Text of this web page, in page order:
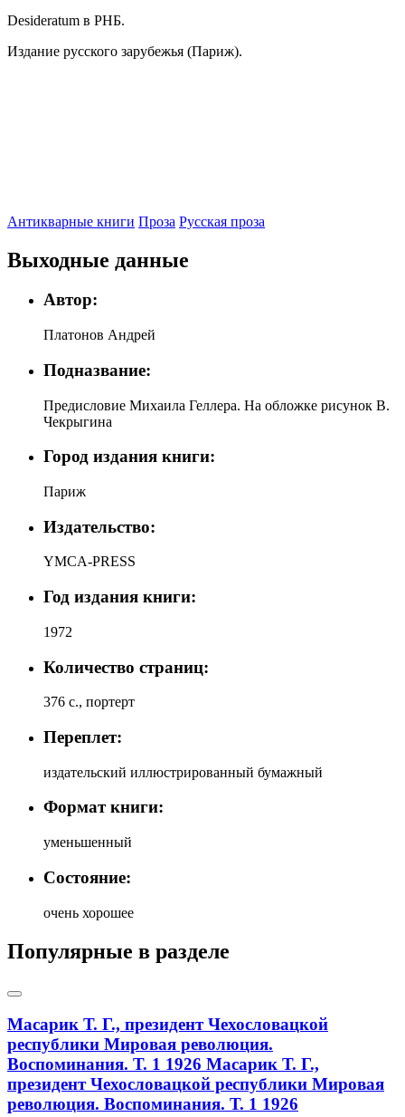
Desideratum в РНБ.
Издание русского зарубежья (Париж).
Антикварные книги Проза Русская проза
Выходные данные
Автор:
Платонов Андрей
Подназвание:
Предисловие Михаила Геллера. На обложке рисунок В.
Чекрыгина
Город издания книги:
Париж
Издательство:
YMCA-PRESS
Год издания книги:
1972
Количество страниц:
376 с., портерт
Переплет:
издательский иллюстрированный бумажный
Формат книги:
уменьшенный
Состояние:
очень хорошее
Популярные в разделе
Масарик Т. Г., президент Чехословацкой
республики Мировая революция.
Воспоминания. Т. 1 1926 Масарик Т. Г.,
президент Чехословацкой республики Мировая
революция. Воспоминания. Т. 1 1926